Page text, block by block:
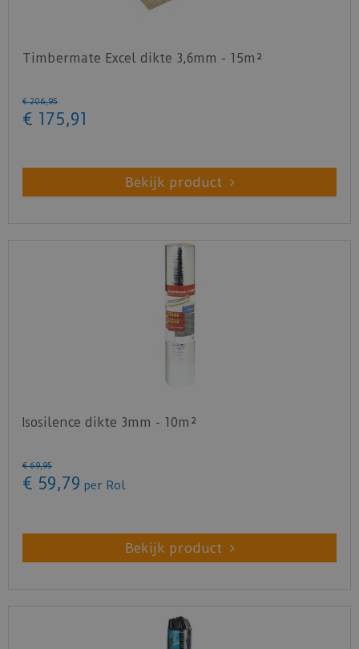
Timbermate Excel dikte 3,6mm - 15m²
€ 206,95
€ 175,91
Bekijk product
Isosilence dikte 3mm - 10m²
€ 69,95
€ 59,79 per Rol
Bekijk product